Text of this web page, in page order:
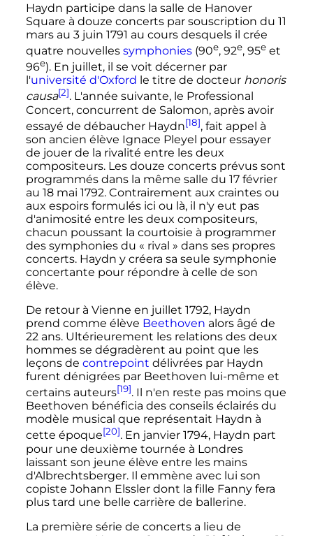
Haydn participe dans la salle de Hanover
Square à douze concerts par souscription du 11
marsau 3 juin 1791 au cours desquels il crée
quatre nouvelles symphonies(90e, 92e, 95eet
96e). En juillet, il se voit décerner par
l'université d'Oxford le titre de docteur honoris
causa[2]. L'année suivante, le Professional
Concert, concurrent de Salomon, après avoir
essayé de débaucher Haydn[18], fait appel à
son ancien élève Ignace Pleyel pour essayer
de jouer de la rivalité entre les deux
compositeurs. Les douze concerts prévus sont
programmés dans la même salle du 17 février
au 18 mai 1792. Contrairement aux craintes ou
aux espoirs formulés ici ou là, il n'y eut pas
d'animosité entre les deux compositeurs,
chacun poussant la courtoisie à programmer
des symphonies du « rival » dans ses propres
concerts. Haydn y créera sa seule symphonie
concertante pour répondre à celle de son
élève.
De retour à Vienne en juillet 1792, Haydn
prend comme élève Beethoven alors âgé de
22 ans. Ultérieurement les relations des deux
hommes se dégradèrent au point que les
leçons de contrepoint délivrées par Haydn
furent dénigrées par Beethoven lui-même et
certains auteurs[19]. Il n'en reste pas moins que
Beethoven bénéficia des conseils éclairés du
modèle musical que représentait Haydn à
cette époque[20]. En janvier 1794, Haydn part
pour une deuxième tournée à Londres
laissant son jeune élève entre les mains
d'Albrechtsberger. Il emmène avec lui son
copiste Johann Elssler dont la fille Fanny fera
plus tard une belle carrière de ballerine.
La première série de concerts a lieu de